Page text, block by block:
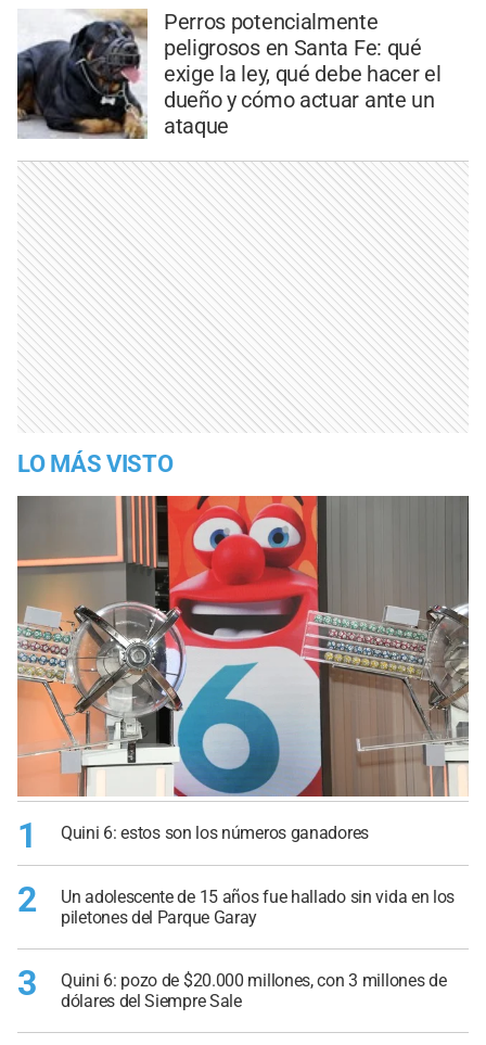
Perros potencialmente
peligrosos en Santa Fe: qué
exige la ley, qué debe hacer el
dueño y cómo actuar ante un
ataque
LO MÁS VISTO
1 Quini 6: estos son los números ganadores
2
Un adolescente de 15 años fue hallado sin vida en los
piletones del Parque Garay
3
Quini 6: pozo de $20.000 millones, con 3 millones de
dólares del Siempre Sale